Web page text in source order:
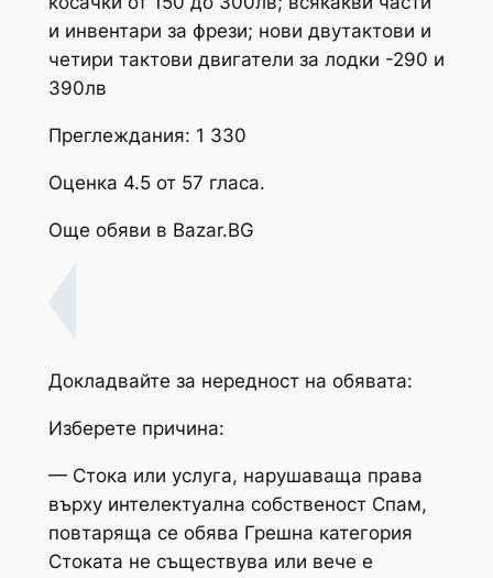
и инвентари за фрези; нови двутактови и
четири тактови двигатели за лодки -290 и
390лв
Преглеждания: 1 330
Оценка 4.5 от 57 гласа.
Още обяви в Bazar.BG
Докладвайте за нередност на обявата:
Изберете причина:
— Стока или услуга, нарушаваща права
върху интелектуална собственост Спам,
повтаряща се обява Грешна категория
Стоката не съществува или вече е